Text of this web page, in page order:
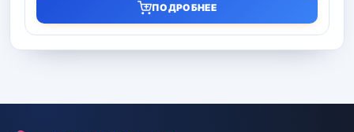
ПОДРОБНЕЕ